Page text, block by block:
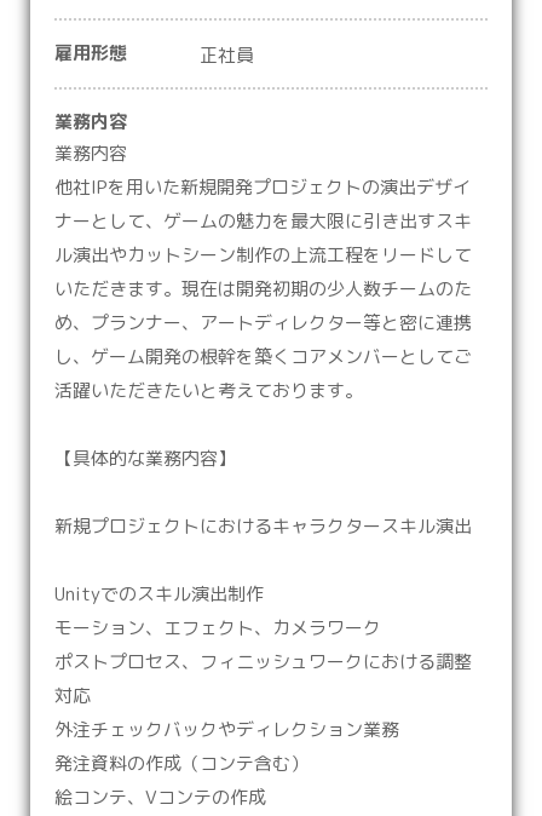
雇用形態 正社員
業務内容
業務内容
他社IPを用いた新規開発プロジェクトの演出デザイ
ナーとして、ゲームの魅力を最大限に引き出すスキ
ル演出やカットシーン制作の上流工程をリードして
いただきます。現在は開発初期の少人数チームのた
め、プランナー、アートディレクター等と密に連携
し、ゲーム開発の根幹を築くコアメンバーとしてご
活躍いただきたいと考えております。
【具体的な業務内容】
新規プロジェクトにおけるキャラクタースキル演出
Unityでのスキル演出制作
モーション、エフェクト、カメラワーク
ポストプロセス、フィニッシュワークにおける調整
対応
外注チェックバックやディレクション業務
発注資料の作成（コンテ含む）
絵コンテ、Vコンテの作成